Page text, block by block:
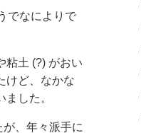
でなによりで
粘土 (?) がおい
けど、なかな
した。
、年々派手に